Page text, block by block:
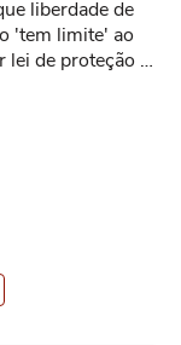
liberdade de
'tem limite' ao
lei de proteção a